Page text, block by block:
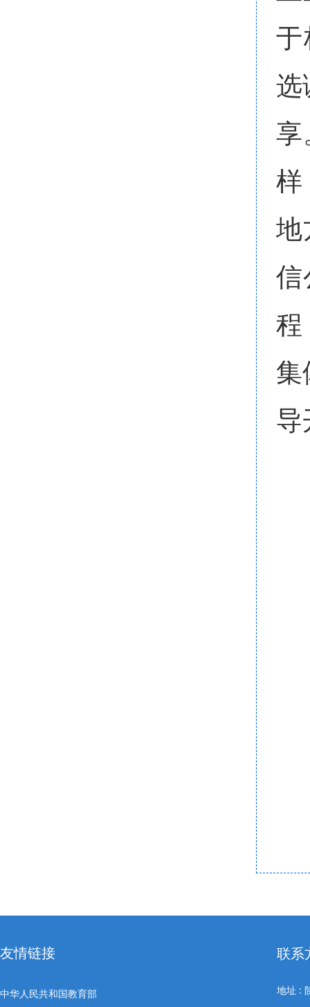
选
享
样
地
信
程
友情链接
中华人民共和国教育部
联系
地址 :